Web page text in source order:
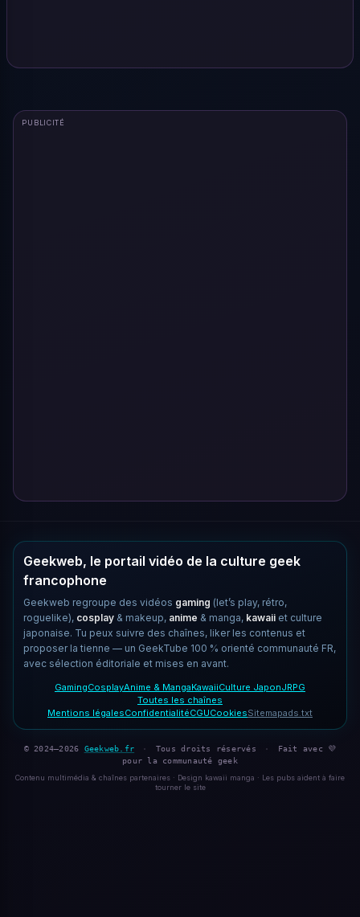
PUBLICITÉ
Geekweb, le portail vidéo de la culture geek
francophone
Geekweb regroupe des vidéos gaming (let’s play, rétro,
roguelike), cosplay & makeup, anime & manga, kawaii et culture
japonaise. Tu peux suivre des chaînes, liker les contenus et
proposer la tienne — un GeekTube 100 % orienté communauté FR,
avec sélection éditoriale et mises en avant.
GamingCosplayAnime & MangaKawaiiCulture JaponJRPG
Toutes les chaînes
Mentions légalesConfidentialitéCGUCookiesSitemapads.txt
© 2024–2026 Geekweb.fr · Tous droits réservés ·
Fait avec 💜
pour la communauté geek
Contenu multimédia & chaînes partenaires · Design kawaii manga · Les pubs aident à faire
tourner le site